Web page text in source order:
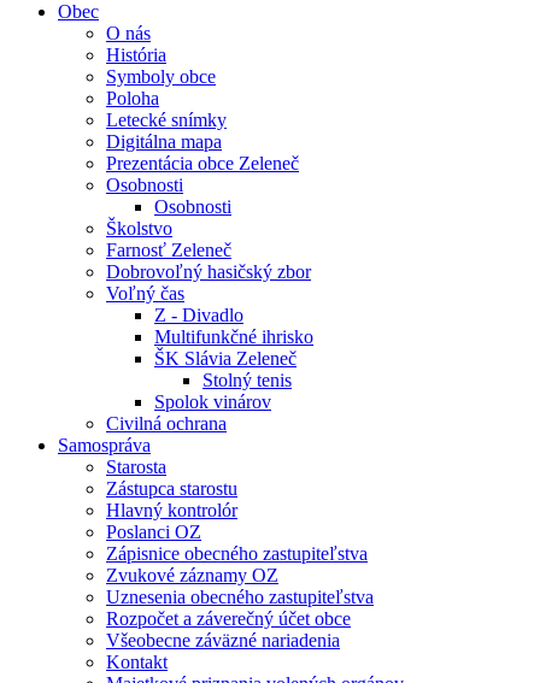
Obec
O nás
História
Symboly obce
Poloha
Letecké snímky
Digitálna mapa
Prezentácia obce Zeleneč
Osobnosti
Osobnosti
Školstvo
Farnosť Zeleneč
Dobrovoľný hasičský zbor
Voľný čas
Z - Divadlo
Multifunkčné ihrisko
ŠK Slávia Zeleneč
Stolný tenis
Spolok vinárov
Civilná ochrana
Samospráva
Starosta
Zástupca starostu
Hlavný kontrolór
Poslanci OZ
Zápisnice obecného zastupiteľstva
Zvukové záznamy OZ
Uznesenia obecného zastupiteľstva
Rozpočet a záverečný účet obce
Všeobecne záväzné nariadenia
Kontakt